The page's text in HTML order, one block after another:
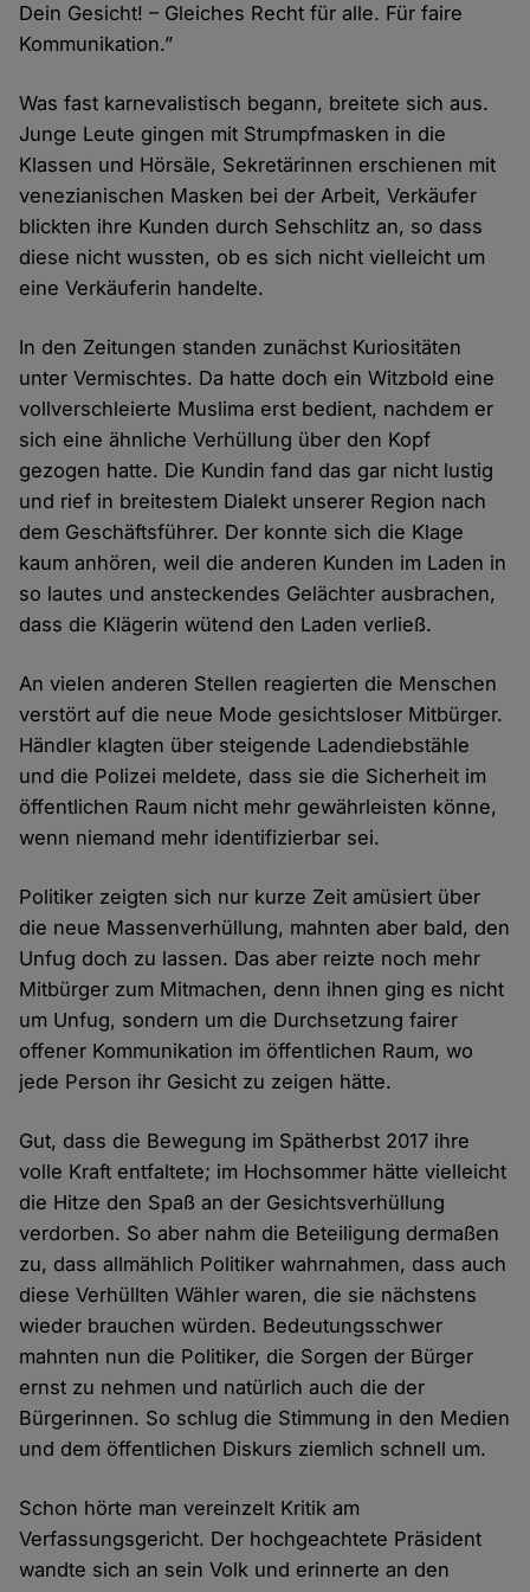
Dein Gesicht! – Gleiches Recht für alle. Für faire
Kommunikation.”
Was fast karnevalistisch begann, breitete sich aus.
Junge Leute gingen mit Strumpfmasken in die
Klassen und Hörsäle, Sekretärinnen erschienen mit
venezianischen Masken bei der Arbeit, Verkäufer
blickten ihre Kunden durch Sehschlitz an, so dass
diese nicht wussten, ob es sich nicht vielleicht um
eine Verkäuferin handelte.
In den Zeitungen standen zunächst Kuriositäten
unter Vermischtes. Da hatte doch ein Witzbold eine
vollverschleierte Muslima erst bedient, nachdem er
sich eine ähnliche Verhüllung über den Kopf
gezogen hatte. Die Kundin fand das gar nicht lustig
und rief in breitestem Dialekt unserer Region nach
dem Geschäftsführer. Der konnte sich die Klage
kaum anhören, weil die anderen Kunden im Laden in
so lautes und ansteckendes Gelächter ausbrachen,
dass die Klägerin wütend den Laden verließ.
An vielen anderen Stellen reagierten die Menschen
verstört auf die neue Mode gesichtsloser Mitbürger.
Händler klagten über steigende Ladendiebstähle
und die Polizei meldete, dass sie die Sicherheit im
öffentlichen Raum nicht mehr gewährleisten könne,
wenn niemand mehr identifizierbar sei.
Politiker zeigten sich nur kurze Zeit amüsiert über
die neue Massenverhüllung, mahnten aber bald, den
Unfug doch zu lassen. Das aber reizte noch mehr
Mitbürger zum Mitmachen, denn ihnen ging es nicht
um Unfug, sondern um die Durchsetzung fairer
offener Kommunikation im öffentlichen Raum, wo
jede Person ihr Gesicht zu zeigen hätte.
Gut, dass die Bewegung im Spätherbst 2017 ihre
volle Kraft entfaltete; im Hochsommer hätte vielleicht
die Hitze den Spaß an der Gesichtsverhüllung
verdorben. So aber nahm die Beteiligung dermaßen
zu, dass allmählich Politiker wahrnahmen, dass auch
diese Verhüllten Wähler waren, die sie nächstens
wieder brauchen würden. Bedeutungsschwer
mahnten nun die Politiker, die Sorgen der Bürger
ernst zu nehmen und natürlich auch die der
Bürgerinnen. So schlug die Stimmung in den Medien
und dem öffentlichen Diskurs ziemlich schnell um.
Schon hörte man vereinzelt Kritik am
Verfassungsgericht. Der hochgeachtete Präsident
wandte sich an sein Volk und erinnerte an den